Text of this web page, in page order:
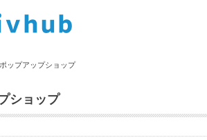
ップアップショップ
ショップ